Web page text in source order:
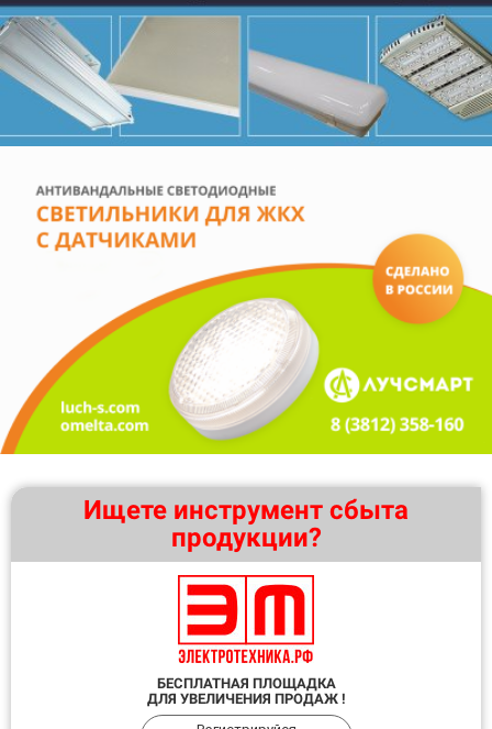
Ищете инструмент сбыта
продукции?
БЕСПЛАТНАЯ ПЛОЩАДКА
ДЛЯ УВЕЛИЧЕНИЯ ПРОДАЖ !